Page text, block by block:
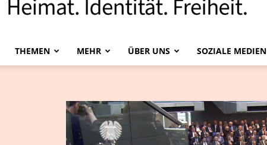
THEMEN MEHR ÜBER UNS SOZIALE MEDIEN